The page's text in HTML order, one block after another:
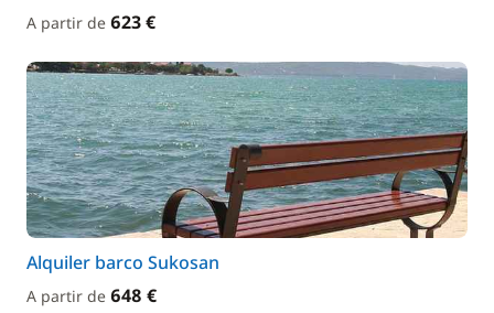
A partir de 623 €
Alquiler barco Sukosan
A partir de 648 €